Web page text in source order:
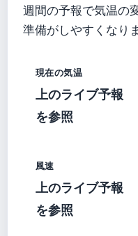
週間の予報で気温の
準備がしやすくなり
現在の気温
上のライブ予報
を参照
風速
上のライブ予報
を参照